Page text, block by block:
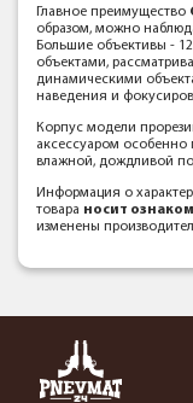
Главное преимущество
образом, можно
Большие объективы -
объектами,
динамическими
наведения и
Корпус модели
аксессуаром
влажной, дождливой
Информация о
товара носит
изменены